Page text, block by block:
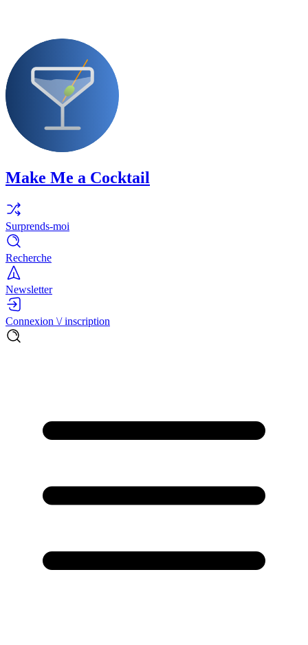
Make Me a Cocktail
Surprends-moi
Recherche
Newsletter
Connexion \/ inscription